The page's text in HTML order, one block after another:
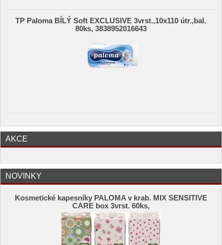
TP Paloma BÍLÝ Soft EXCLUSIVE 3vrst.,10x110 útr.,bal.
80ks, 3838952016643
AKCE
NOVINKY
Kosmetické kapesníky PALOMA v krab. MIX SENSITIVE
CARE box 3vrst. 60ks,